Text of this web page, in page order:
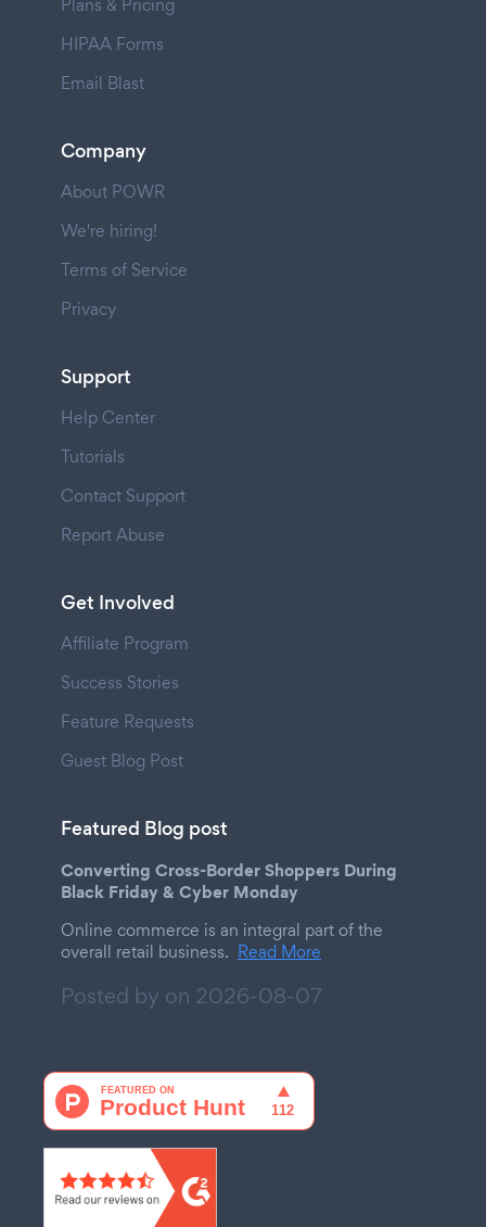
HIPAA Forms
Email Blast
Company
About POWR
We're hiring!
Terms of Service
Privacy
Support
Help Center
Tutorials
Contact Support
Report Abuse
Get Involved
Affiliate Program
Success Stories
Feature Requests
Guest Blog Post
Featured Blog post
Converting Cross-Border Shoppers During
Black Friday & Cyber Monday
Online commerce is an integral part of the
overall retail business. Read More
Posted by on 2026-08-07